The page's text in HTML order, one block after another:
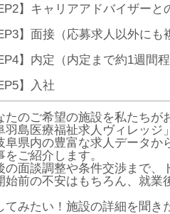
】キャリアアドバイザーと
】面接（応募求人以外にも
】内定（内定まで約1週間程
】入社
のご希望の施設を私たちが
羽島医療福祉求人ヴィレッ
阜県内の豊富な求人データか
をご紹介します。
の面談調整や条件交渉まで、
始前の不安はもちろん、就業
てみたい！施設の詳細を聞き